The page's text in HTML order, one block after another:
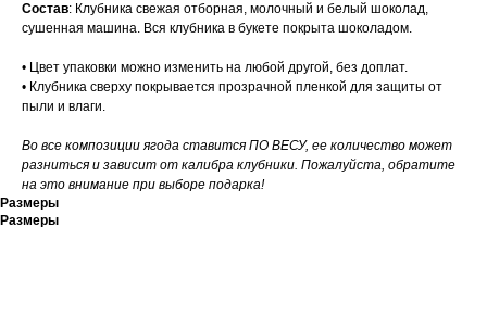
Состав: Клубника свежая отборная, молочный и белый шоколад,
сушенная машина. Вся клубника в букете покрыта шоколадом.
• Цвет упаковки можно изменить на любой другой, без доплат.
• Клубника сверху покрывается прозрачной пленкой для защиты от
пыли и влаги.
Во все композиции ягода ставится ПО ВЕСУ, ее количество может
разниться и зависит от калибра клубники. Пожалуйста, обратите
на это внимание при выборе подарка!
Размеры
Размеры